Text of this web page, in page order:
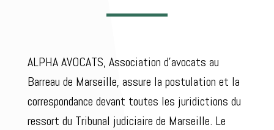
ALPHA AVOCATS, Association d’avocats au
Barreau de Marseille, assure la postulation et la
correspondance devant toutes les juridictions du
ressort du Tribunal judiciaire de Marseille. Le